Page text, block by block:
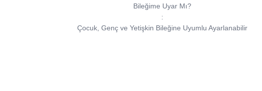
Bileğime Uyar Mı?
:
Çocuk, Genç ve Yetişkin Bileğine Uyumlu Ayarlanabilir